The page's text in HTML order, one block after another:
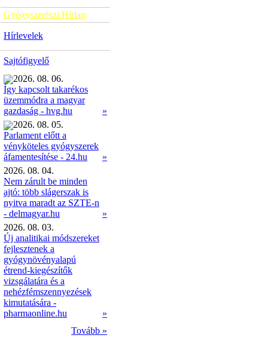
Gyógyszerészi Hírlap
Hírlevelek
Sajtófigyelő
2026. 08. 06.
Így kapcsolt takarékos
üzemmódra a magyar
gazdaság - hvg.hu
»
2026. 08. 05.
Parlament előtt a
vényköteles gyógyszerek
áfamentesítése - 24.hu
»
2026. 08. 04.
Nem zárult be minden
ajtó: több slágerszak is
nyitva maradt az SZTE-n
- delmagyar.hu
»
2026. 08. 03.
Új analitikai módszereket
fejlesztenek a
gyógynövényalapú
étrend-kiegészítők
vizsgálatára és a
nehézfémszennyezések
kimutatására -
pharmaonline.hu
»
Tovább »